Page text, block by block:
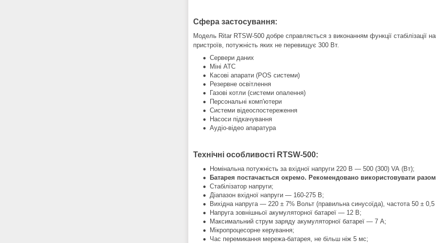
Сфера застосування:
Модель Ritar RTSW-500 добре справляється з виконанням функції стабілізації
пристроїв, потужність яких не перевищує 300 Вт.
Сервери даних
Міні АТС
Касові апарати (POS системи)
Резервне освітлення
Газові котли (системи опалення)
Персональні комп'ютери
Системи відеоспостереження
Насоси підкачування
Аудіо-відео апаратура
Технічні особливості RTSW-500:
Номінальна потужність за вхідної напруги 220 В — 500 (300) VA (Вт);
Батарея постачається окремо. Рекомендовано використовувати разом
Стабілізатор напруги;
Діапазон вхідної напруги — 160-275 В;
Вихідна напруга — 220 ± 7% Вольт (правильна синусоїда), частота 50 ± 0,5
Напруга зовнішньої акумуляторної батареї — 12 В;
Максимальний струм заряду акумуляторної батареї — 7 А;
Мікропроцесорне керування;
Час перемикання мережа-батарея, не більш ніж 5 мс;